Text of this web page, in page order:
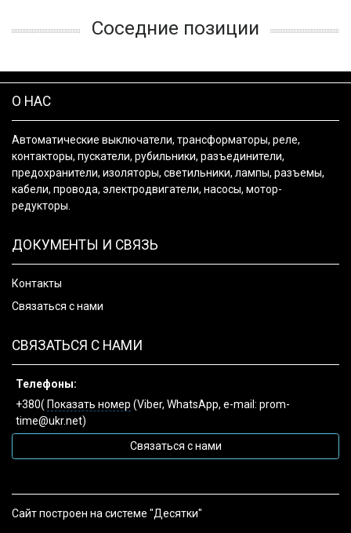
Соседние позиции
О НАС
Автоматические выключатели, трансформаторы, реле,
контакторы, пускатели, рубильники, разъединители,
предохранители, изоляторы, светильники, лампы, разъемы,
кабели, провода, электродвигатели, насосы, мотор-
редукторы.
ДОКУМЕНТЫ И СВЯЗЬ
Контакты
Связаться с нами
СВЯЗАТЬСЯ С НАМИ
Телефоны:
+380( Показать номер (Viber, WhatsApp, e-mail: prom-
time@ukr.net)
Связаться с нами
Сайт построен на системе "Десятки"